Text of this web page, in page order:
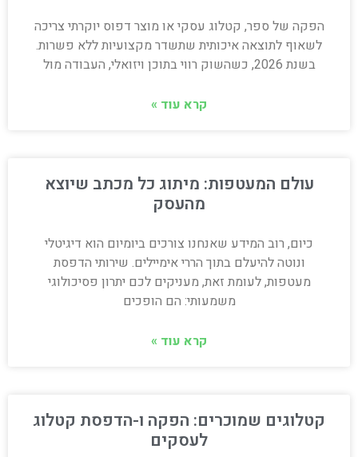
הפקה של ספר, קטלוג עסקי או מוצר דפוס יוקרתי צריכה
לשאוף לתוצאה איכותית שתשדר מקצועיות ללא פשרות.
בשנת 2026, כשהשוק רווי בתוכן ויזואלי, העבודה מול
קרא עוד »
עולם המעטפות: מיתוג כל מכתב שיוצא
מהעסק
כיום, רוב המידע שאנחנו צורכים ביומיום הוא דיגיטלי
ונוטה להיעלם בתוך הררי אימיילים. שירותי הדפסת
מעטפות, לעומת זאת, מעניקים לכם יתרון פסיכולוגי
משמעותי: הם הופכים
קרא עוד »
קטלוגים שמוכרים: הפקה ו-הדפסת קטלוג
לעסקים